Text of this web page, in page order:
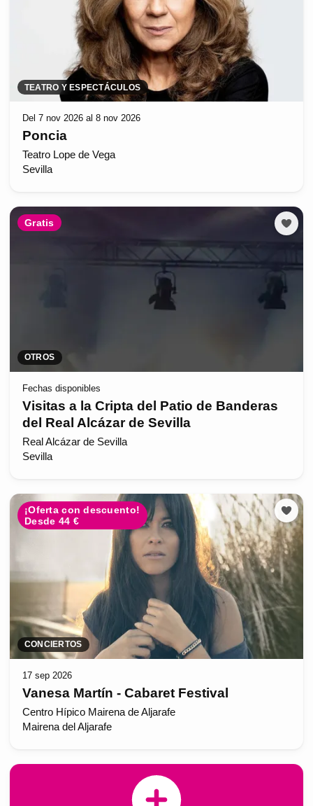
TEATRO Y ESPECTÁCULOS
Del 7 nov 2026 al 8 nov 2026
Poncia
Teatro Lope de Vega
Sevilla
Gratis
OTROS
Fechas disponibles
Visitas a la Cripta del Patio de Banderas
del Real Alcázar de Sevilla
Real Alcázar de Sevilla
Sevilla
¡Oferta con descuento!
Desde 44 €
CONCIERTOS
17 sep 2026
Vanesa Martín - Cabaret Festival
Centro Hípico Mairena de Aljarafe
Mairena del Aljarafe